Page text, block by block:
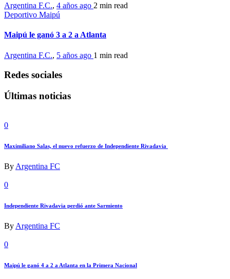
Argentina F.C., 4 años ago 2 min read
Deportivo Maipú
Maipú le ganó 3 a 2 a Atlanta
Argentina F.C., 5 años ago 1 min read
Redes sociales
Últimas noticias
0
Maximiliano Salas, el nuevo refuerzo de Independiente Rivadavia
By Argentina FC
0
Independiente Rivadavia perdió ante Sarmiento
By Argentina FC
0
Maipú le ganó 4 a 2 a Atlanta en la Primera Nacional